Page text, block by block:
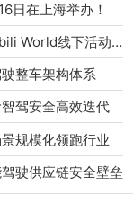
日在上海举办！
星曜集结，共赴下一程热爱，影驰2026 Bilibili World线下活动圆满结束
整车架构体系
驾安全高效迭代
规模化领跑行业
驶供应链安全壁垒